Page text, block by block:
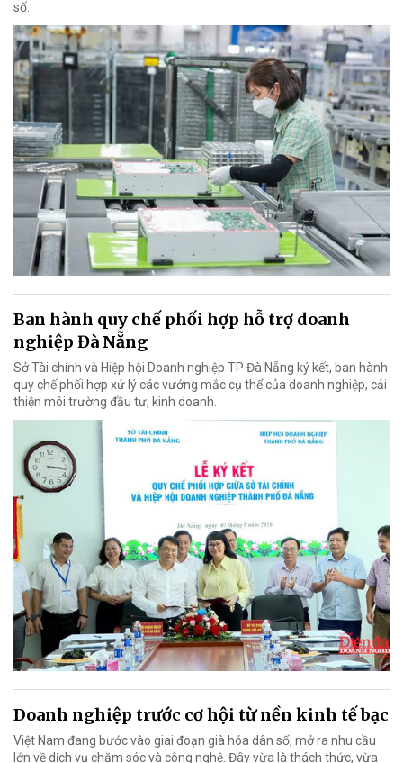
số.
Ban hành quy chế phối hợp hỗ trợ doanh
nghiệp Đà Nẵng
Sở Tài chính và Hiệp hội Doanh nghiệp TP Đà Nẵng ký kết, ban hành
quy chế phối hợp xử lý các vướng mắc cụ thể của doanh nghiệp, cải
thiện môi trường đầu tư, kinh doanh.
Doanh nghiệp trước cơ hội từ nền kinh tế bạc
Việt Nam đang bước vào giai đoạn già hóa dân số, mở ra nhu cầu
lớn về dịch vụ chăm sóc và công nghệ. Đây vừa là thách thức, vừa